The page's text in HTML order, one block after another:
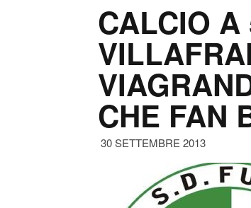
CALCIO A
CHE FAN
30 SETTEMBRE 2013